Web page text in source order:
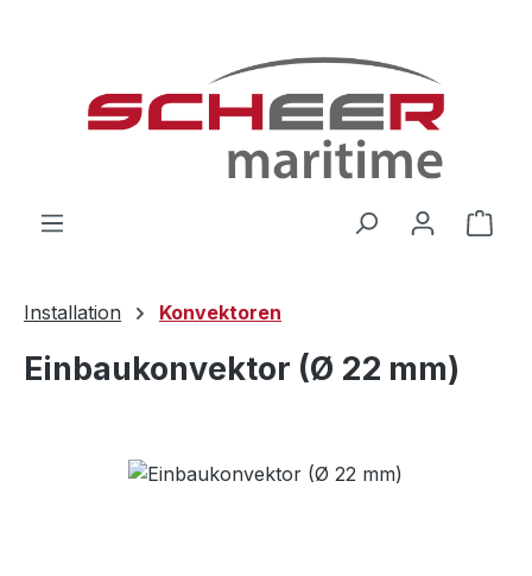
Installation Konvektoren
Einbaukonvektor (Ø 22 mm)
Bildergalerie überspringen